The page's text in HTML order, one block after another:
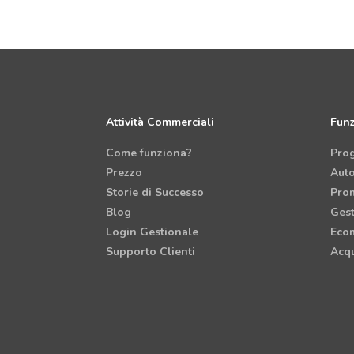
Attività Commerciali
Come funziona?
Prezzo
Storie di Successo
Blog
Login Gestionale
Supporto Clienti